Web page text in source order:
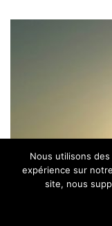
Nous utilisons
expérience sur
site, nous